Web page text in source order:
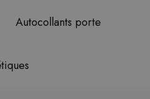
Autocollants porte